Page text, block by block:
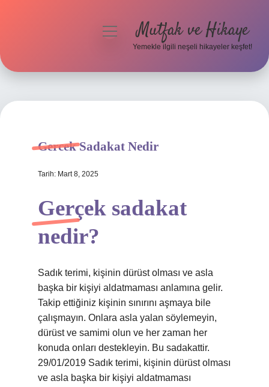
Hakkımızda
menüyüMutfak ve Hikaye
Yemekle ilgili neşeli hikayeler keşfet!
Gercek Sadakat Nedir
Tarih: Mart 8, 2025
Gerçek sadakat
nedir?
Sadık terimi, kişinin dürüst olması ve asla
başka bir kişiyi aldatmaması anlamına gelir.
Takip ettiğiniz kişinin sınırını aşmaya bile
çalışmayın. Onlara asla yalan söylemeyin,
dürüst ve samimi olun ve her zaman her
konuda onları destekleyin. Bu sadakattir.
29/01/2019 Sadık terimi, kişinin dürüst olması
ve asla başka bir kişiyi aldatmaması